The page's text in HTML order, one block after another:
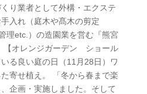
り業者として外構・エクステ
入れ（庭木や髙木の剪定
理etc.）の造園業を営む『熊宮
【オレンジガーデン ショール
る良い庭の日（11月28日）ワ
寄せ植え。 「冬から春まで楽
企画・実施しました。そして